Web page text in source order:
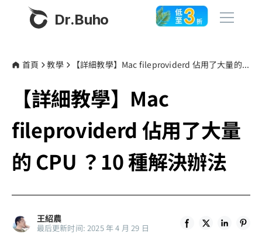
Dr.Buho
產品
BuhoCleaner
BuhoUnlocker
BuhoRepair
BuhoLaunchpad
商店
部落格
首頁 教學 【詳細教學】Mac fileproviderd 佔用了大量的 CPU ？10 種解決辦法
【詳細教學】Mac
fileproviderd 佔用了大量
的 CPU ？10 種解決辦法
王紹農
最后更新时间: 2025 年 4 月 29 日